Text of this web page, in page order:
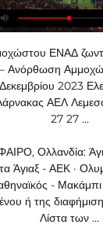
ΕΝΑΔ
Ανόρθωση
2023
ΑΕΛ
27 27 ...
Ολλανδία:
Άγιαξ - ΑΕΚ ·
-
ή της
Λίστα των ...